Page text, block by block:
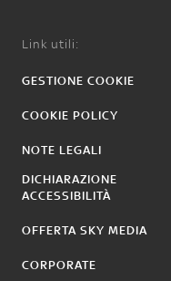
Link utili:
GESTIONE COOKIE
COOKIE POLICY
NOTE LEGALI
DICHIARAZIONE
ACCESSIBILITÀ
OFFERTA SKY MEDIA
CORPORATE